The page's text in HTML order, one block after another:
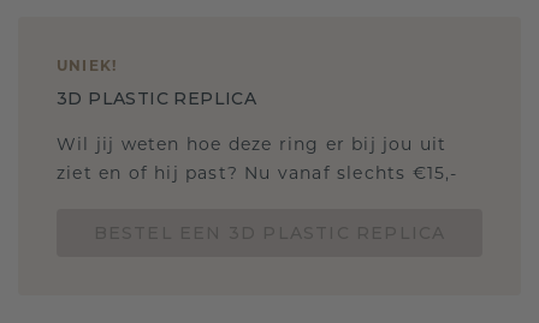
UNIEK!
3D PLASTIC REPLICA
Wil jij weten hoe deze ring er bij jou uit
ziet en of hij past? Nu vanaf slechts €15,-